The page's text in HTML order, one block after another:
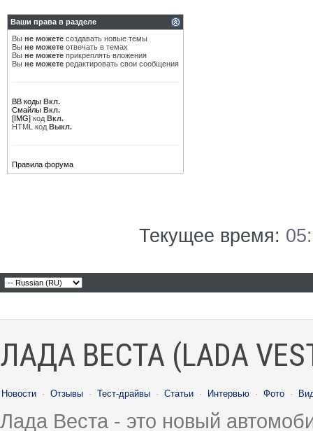
Ваши права в разделе
Вы не можете создавать новые темы
Вы не можете отвечать в темах
Вы не можете прикреплять вложения
Вы не можете редактировать свои сообщения
BB коды Вкл.
Смайлы Вкл.
[IMG] код Вкл.
HTML код Выкл.
Правила форума
Текущее время:
ЛАДА ВЕСТА (LADA
Новости · Отзывы · Тест-драйвы · Статьи · Интервью · Фото ·
Лада Веста - это новый